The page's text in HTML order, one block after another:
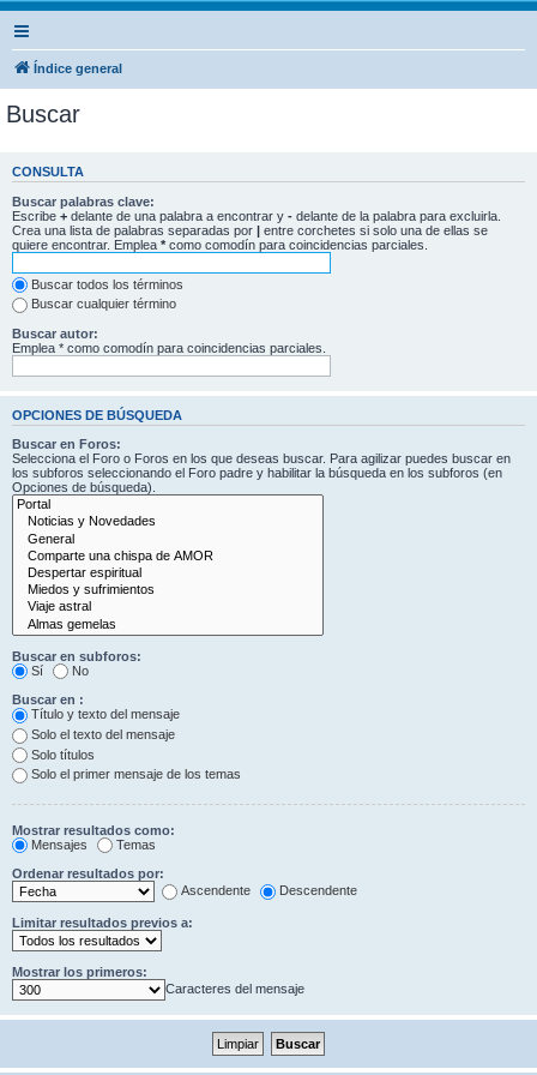
Índice general
Buscar
CONSULTA
Buscar palabras clave:
Escribe + delante de una palabra a encontrar y - delante de la palabra para excluirla.
Crea una lista de palabras separadas por | entre corchetes si solo una de ellas se
quiere encontrar. Emplea * como comodín para coincidencias parciales.
Buscar todos los términos
Buscar cualquier término
Buscar autor:
Emplea * como comodín para coincidencias parciales.
OPCIONES DE BÚSQUEDA
Buscar en Foros:
Selecciona el Foro o Foros en los que deseas buscar. Para agilizar puedes buscar en
los subforos seleccionando el Foro padre y habilitar la búsqueda en los subforos (en
Opciones de búsqueda).
Buscar en subforos:
Sí
No
Buscar en :
Título y texto del mensaje
Solo el texto del mensaje
Solo títulos
Solo el primer mensaje de los temas
Mostrar resultados como:
Mensajes
Temas
Ordenar resultados por:
Ascendente
Descendente
Limitar resultados previos a:
Mostrar los primeros:
Caracteres del mensaje